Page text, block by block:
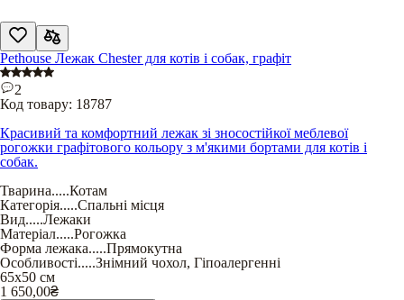
Pethouse Лежак Chester для котів і собак, графіт
2
Код товару: 18787
Красивий та комфортний лежак зі зносостійкої меблевої
рогожки графітового кольору з м'якими бортами для котів і
собак.
Тварина.....Котам
Категорія.....Спальні місця
Вид.....Лежаки
Матеріал.....Рогожка
Форма лежака.....Прямокутна
Особливості.....Знімний чохол, Гіпоалергенні
65х50 см
1 650,00₴